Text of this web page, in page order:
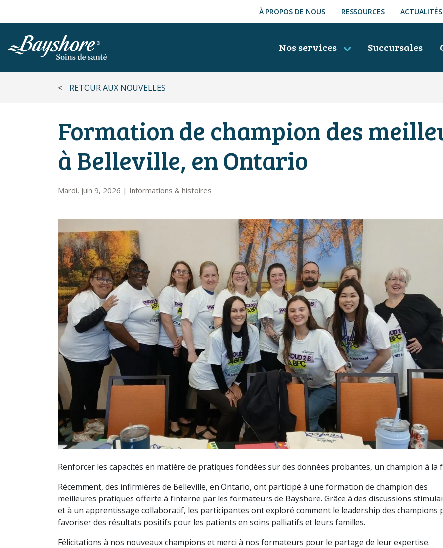
À PROPOS DE NOUS RESSOURCES ACTUALITÉS
Nos services Succursales
< RETOUR AUX NOUVELLES
Formation de champion des
à Belleville, en Ontario
Mardi, juin 9, 2026 | Informations & histoires
Renforcer les capacités en matière de pratiques fondées sur des données probantes, un champion à la
Récemment, des infirmières de Belleville, en Ontario, ont participé à une formation de champion des
meilleures pratiques offerte à l’interne par les formateurs de Bayshore. Grâce à des discussions
et à un apprentissage collaboratif, les participantes ont exploré comment le leadership des champions
favoriser des résultats positifs pour les patients en soins palliatifs et leurs familles.
Félicitations à nos nouveaux champions et merci à nos formateurs pour le partage de leur expertise.